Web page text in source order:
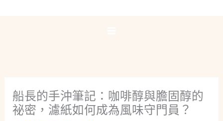
船長的手沖筆記：咖啡醇與膽固醇的
祕密，濾紙如何成為風味守門員？